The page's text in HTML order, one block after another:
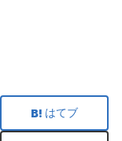
はてブ